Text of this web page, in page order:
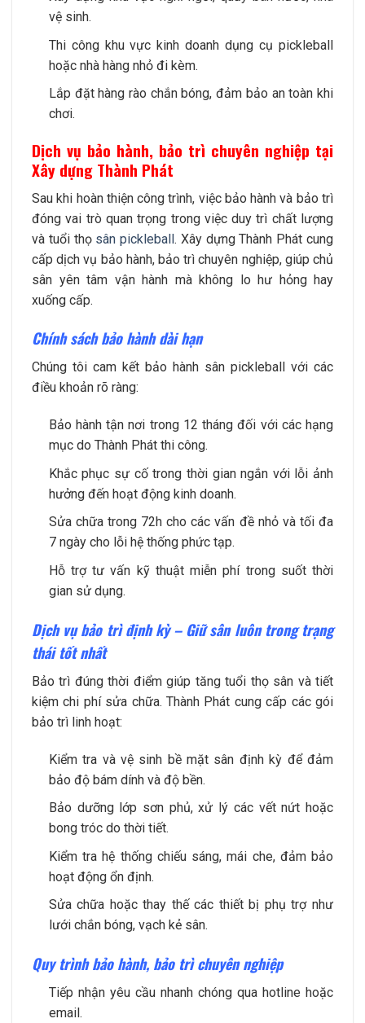
vệ sinh.
Thi công khu vực kinh doanh dụng cụ pickleball
hoặc nhà hàng nhỏ đi kèm.
Lắp đặt hàng rào chắn bóng, đảm bảo an toàn khi
chơi.
Dịch vụ bảo hành, bảo trì chuyên nghiệp tại
Xây dựng Thành Phát
Sau khi hoàn thiện công trình, việc bảo hành và bảo trì
đóng vai trò quan trọng trong việc duy trì chất lượng
và tuổi thọ sân pickleball. Xây dựng Thành Phát cung
cấp dịch vụ bảo hành, bảo trì chuyên nghiệp, giúp chủ
sân yên tâm vận hành mà không lo hư hỏng hay
xuống cấp.
Chính sách bảo hành dài hạn
Chúng tôi cam kết bảo hành sân pickleball với các
điều khoản rõ ràng:
Bảo hành tận nơi trong 12 tháng đối với các hạng
mục do Thành Phát thi công.
Khắc phục sự cố trong thời gian ngắn với lỗi ảnh
hưởng đến hoạt động kinh doanh.
Sửa chữa trong 72h cho các vấn đề nhỏ và tối đa
7 ngày cho lỗi hệ thống phức tạp.
Hỗ trợ tư vấn kỹ thuật miễn phí trong suốt thời
gian sử dụng.
Dịch vụ bảo trì định kỳ – Giữ sân luôn trong trạng
thái tốt nhất
Bảo trì đúng thời điểm giúp tăng tuổi thọ sân và tiết
kiệm chi phí sửa chữa. Thành Phát cung cấp các gói
bảo trì linh hoạt:
Kiểm tra và vệ sinh bề mặt sân định kỳ để đảm
bảo độ bám dính và độ bền.
Bảo dưỡng lớp sơn phủ, xử lý các vết nứt hoặc
bong tróc do thời tiết.
Kiểm tra hệ thống chiếu sáng, mái che, đảm bảo
hoạt động ổn định.
Sửa chữa hoặc thay thế các thiết bị phụ trợ như
lưới chắn bóng, vạch kẻ sân.
Quy trình bảo hành, bảo trì chuyên nghiệp
Tiếp nhận yêu cầu nhanh chóng qua hotline hoặc
email.